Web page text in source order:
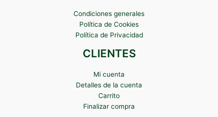
Condiciones generales
Política de Cookies
Política de Privacidad
CLIENTES
Mi cuenta
Detalles de la cuenta
Carrito
Finalizar compra